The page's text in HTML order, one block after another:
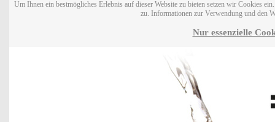
Um Ihnen ein bestmögliches Erlebnis auf dieser Website zu bieten setzen wir Cookies
zu. Informationen zur Verwendung und den
Nur essenzielle